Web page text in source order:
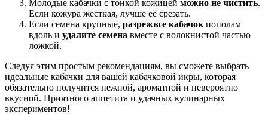
Молодые кабачки с тонкой кожицей можно не чистить.
Если кожура жесткая, лучше её срезать.
Если семена крупные, разрежьте кабачок пополам
вдоль и удалите семена вместе с волокнистой частью
ложкой.
Следуя этим простым рекомендациям, вы сможете выбрать
идеальные кабачки для вашей кабачковой икры, которая
обязательно получится нежной, ароматной и невероятно
вкусной. Приятного аппетита и удачных кулинарных
экспериментов!